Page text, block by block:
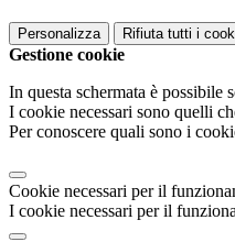
Personalizza Rifiuta tutti i
Gestione cookie
In questa schermata è possibile
I cookie necessari sono quelli
Per conoscere quali sono i
Cookie necessari per il
I cookie necessari per il